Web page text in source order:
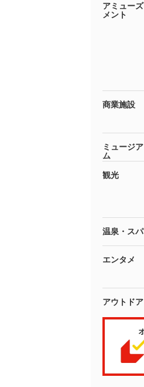
アミューズ
メント
商業施設
ミュージア
ム
観光
温泉・スパ
エンタメ
アウトドア